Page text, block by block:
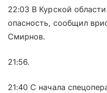
22:03 В Курской
опасность, сообщил
Смирнов.
21:56.
21:40 С начала